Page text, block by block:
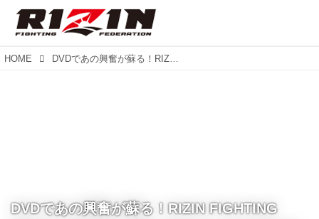
HOME DVDであの興奮が蘇る！RIZIN FIGHTING WORLD GRAND-PRIX 2015 さいたま3DAYS が特別実況解説付きのDVD3枚組で登場！現在予約受付中！
DVDであの興奮が蘇る！RIZIN FIGHTING